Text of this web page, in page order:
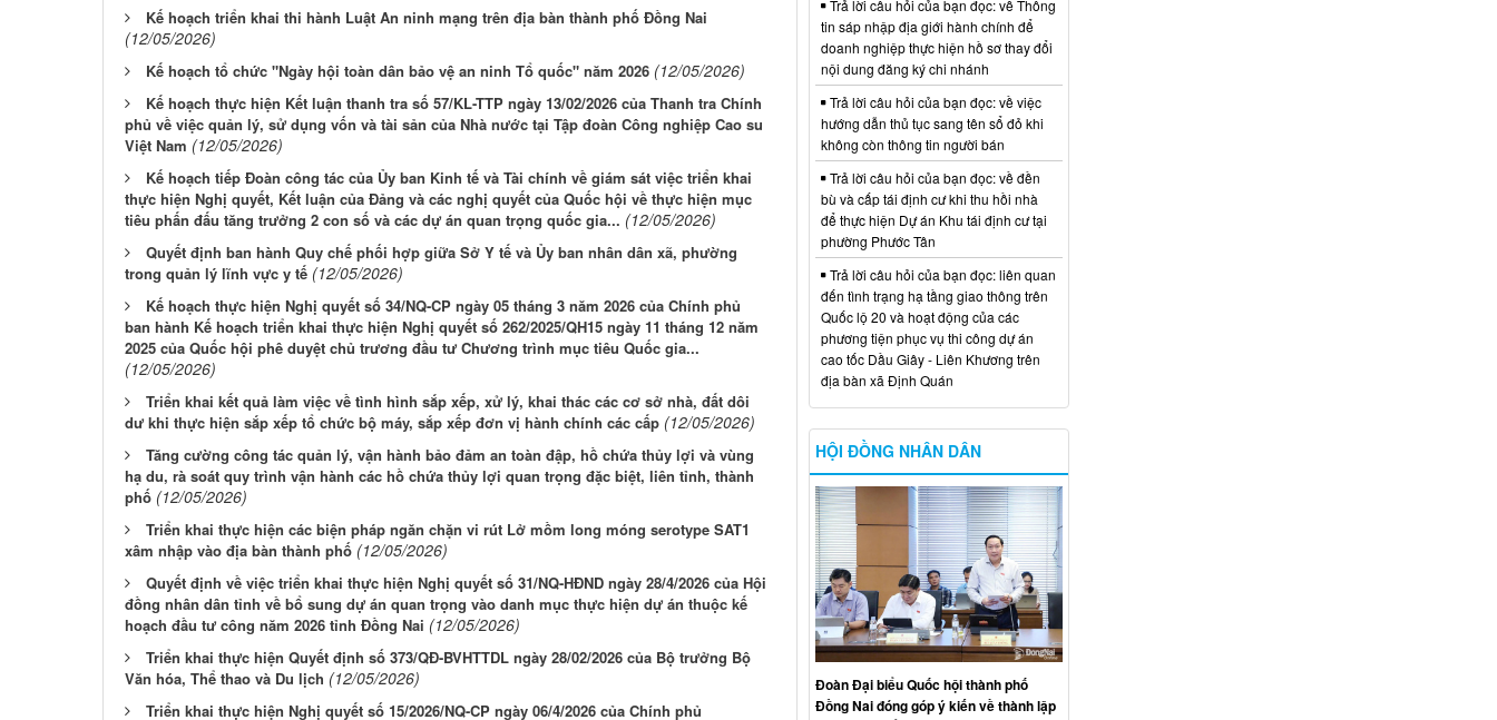
Kế hoạch triển khai thi hành Luật An ninh mạng trên địa bàn thành phố Đồng Nai
(12/05/2026)
Kế hoạch tổ chức "Ngày hội toàn dân bảo vệ an ninh Tổ quốc" năm 2026 (12/05/2026)
Kế hoạch thực hiện Kết luận thanh tra số 57/KL-TTP ngày 13/02/2026 của Thanh tra Chính
phủ về việc quản lý, sử dụng vốn và tài sản của Nhà nước tại Tập đoàn Công nghiệp Cao su
Việt Nam (12/05/2026)
Kế hoạch tiếp Đoàn công tác của Ủy ban Kinh tế và Tài chính về giám sát việc triển khai
thực hiện Nghị quyết, Kết luận của Đảng và các nghị quyết của Quốc hội về thực hiện mục
tiêu phấn đấu tăng trưởng 2 con số và các dự án quan trọng quốc gia... (12/05/2026)
Quyết định ban hành Quy chế phối hợp giữa Sở Y tế và Ủy ban nhân dân xã, phường
trong quản lý lĩnh vực y tế (12/05/2026)
Kế hoạch thực hiện Nghị quyết số 34/NQ-CP ngày 05 tháng 3 năm 2026 của Chính phủ
ban hành Kế hoạch triển khai thực hiện Nghị quyết số 262/2025/QH15 ngày 11 tháng 12 năm
2025 của Quốc hội phê duyệt chủ trương đầu tư Chương trình mục tiêu Quốc gia...
(12/05/2026)
Triển khai kết quả làm việc về tình hình sắp xếp, xử lý, khai thác các cơ sở nhà, đất dôi
dư khi thực hiện sắp xếp tổ chức bộ máy, sắp xếp đơn vị hành chính các cấp (12/05/2026)
Tăng cường công tác quản lý, vận hành bảo đảm an toàn đập, hồ chứa thủy lợi và vùng
hạ du, rà soát quy trình vận hành các hồ chứa thủy lợi quan trọng đặc biệt, liên tỉnh, thành
phố (12/05/2026)
Triển khai thực hiện các biện pháp ngăn chặn vi rút Lở mồm long móng serotype SAT1
xâm nhập vào địa bàn thành phố (12/05/2026)
Quyết định về việc triển khai thực hiện Nghị quyết số 31/NQ-HĐND ngày 28/4/2026 của Hội
đồng nhân dân tỉnh về bổ sung dự án quan trọng vào danh mục thực hiện dự án thuộc kế
hoạch đầu tư công năm 2026 tỉnh Đồng Nai (12/05/2026)
Triển khai thực hiện Quyết định số 373/QĐ-BVHTTDL ngày 28/02/2026 của Bộ trưởng Bộ
Văn hóa, Thể thao và Du lịch (12/05/2026)
Triển khai thực hiện Nghị quyết số 15/2026/NQ-CP ngày 06/4/2026 của Chính phủ
Trả lời câu hỏi của bạn đọc: về Thông
tin sáp nhập địa giới hành chính để
doanh nghiệp thực hiện hồ sơ thay đổi
nội dung đăng ký chi nhánh
Trả lời câu hỏi của bạn đọc: về việc
hướng dẫn thủ tục sang tên sổ đỏ khi
không còn thông tin người bán
Trả lời câu hỏi của bạn đọc: về đền
bù và cấp tái định cư khi thu hồi nhà
để thực hiện Dự án Khu tái định cư tại
phường Phước Tân
Trả lời câu hỏi của bạn đọc: liên quan
đến tình trạng hạ tầng giao thông trên
Quốc lộ 20 và hoạt động của các
phương tiện phục vụ thi công dự án
cao tốc Dầu Giây - Liên Khương trên
địa bàn xã Định Quán
HỘI ĐỒNG NHÂN DÂN
Đoàn Đại biểu Quốc hội thành phố
Đồng Nai đóng góp ý kiến về thành lập